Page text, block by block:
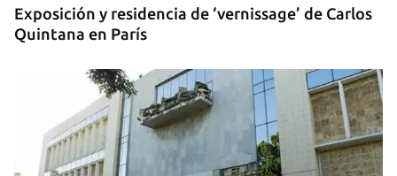
Exposición y residencia de ‘vernissage’ de Carlos
Quintana en París